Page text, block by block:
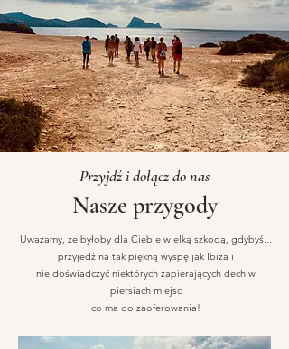
Przyjdź i dołącz do nas
Nasze przygody
Uważamy, że byłoby dla Ciebie wielką szkodą, gdybyś...
przyjedź na tak piękną wyspę jak Ibiza i
nie doświadczyć niektórych zapierających dech w
piersiach miejsc
co ma do zaoferowania!